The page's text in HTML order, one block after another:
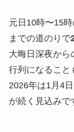
元日10時〜15
までの道のりで
大晦日深夜から
行列になること
2026年は1月4
が続く見込みで